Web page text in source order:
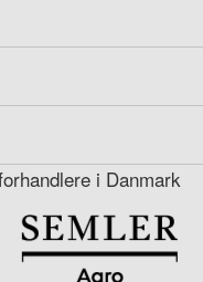
i Danmark